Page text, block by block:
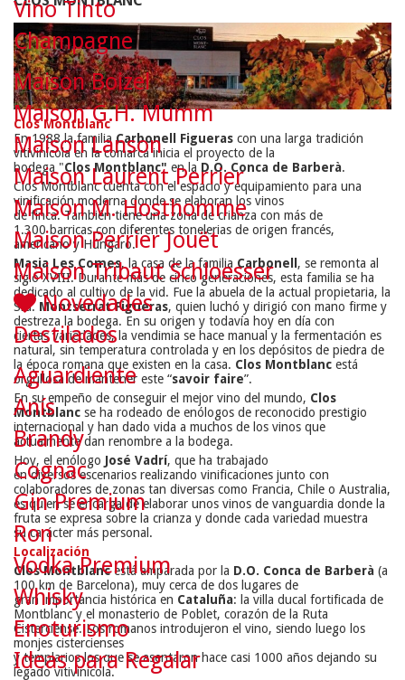
Clos Montblanc
En 1988 la familia Carbonell Figueras con una larga tradición
vitivinícola en la comarca inicia el proyecto de la
bodega "ClosMontblanc" en la D.O. Conca de Barberà.
Clos Montblanccuenta con el espacio y equipamiento para una
vinificación moderna donde se elaboran los vinos
de finca.También tiene una zona de crianza con más de
1.300barricas con diferentes tonelerias de origen francés,
americano y Húngaro.
Masia Les Comes, la casa de la familia Carbonell, se remonta al
siglo XVIII. Durante más de cinco generaciones, esta familia se ha
dedicado al cultivo de la vid. Fue la abuela de la actual propietaria, la
Sra. Montserrat Figueras, quien luchó y dirigió con mano firme y
destreza la bodega. En su origen y todavía hoy en día con
ciertas variedades, la vendimia se hace manual y la fermentación es
natural, sin temperatura controlada y en los depósitos de piedra de
la época romana que existen en la casa. Clos Montblanc está
orgullosa de mantener este “savoir faire”.
En su empeño de conseguir el mejor vino del mundo, Clos
Montblanc se ha rodeado de enólogos de reconocido prestigio
internacional y han dado vida a muchos de los vinos que
actualmente dan renombre a la bodega.
Hoy, el enólogo José Vadrí, que ha trabajado
en diversos escenarios realizando vinificaciones junto con
colaboradores de zonas tan diversas como Francia, Chile o Australia,
es quien se encarga de elaborar unos vinos de vanguardia donde la
fruta se expresa sobre la crianza y donde cada variedad muestra
su carácter más personal.
Localización
Clos Montblancestá amparada por la D.O. Conca de Barberà (a
100 km de Barcelona), muy cerca de dos lugares de
gran importancia histórica en Cataluña: la villa ducal fortificada de
Montblanc y el monasterio de Poblet, corazón de la Ruta
Cisterciense. Los romanos introdujeron el vino, siendo luego los
monjes cistercienses
y templarios los que se asentaron hace casi 1000 años dejando su
legado vitivinícola.
Vino Tinto
Champagne
Maison Boizel
Maison G.H. Mumm
Maison Lanson
Maison Laurent Perrier
Maison M. Hosthomme
Maison Perrier Jouët
Maison Tribaut Schloesser
Novedades
Destilados
Aguardiente
Anís
Brandy
Cognac
Gin Premium
Ron
Vodka Premium
Whisky
Enoturismo
Ideas para Regalar